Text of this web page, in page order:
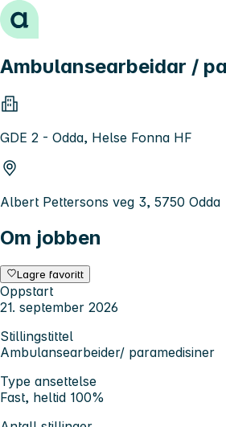
Hopp til innhold
Ambulansearbeidar /
GDE 2 - Odda, Helse Fonna HF
Albert Pettersons veg 3, 5750 Odda
Om jobben
Lagre favoritt
Oppstart
21. september 2026
Stillingstittel
Ambulansearbeider/ paramedisiner
Type ansettelse
Fast, heltid 100%